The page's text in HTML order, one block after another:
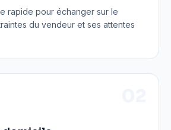
rapide pour échanger sur le
du vendeur et ses attentes